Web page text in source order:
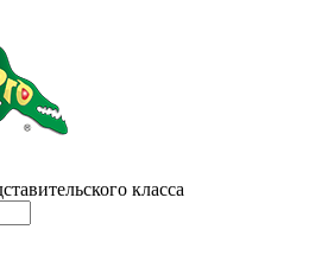
класса